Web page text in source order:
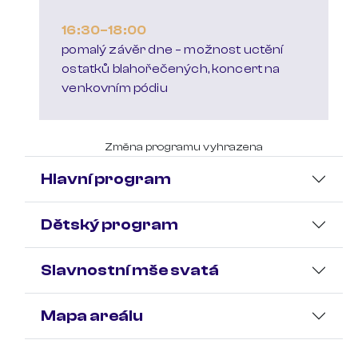
16:30–18:00
pomalý závěr dne – možnost uctění
ostatků blahořečených, koncert na
venkovním pódiu
Změna programu vyhrazena
Hlavní program
Dětský program
Slavnostní mše svatá
Mapa areálu